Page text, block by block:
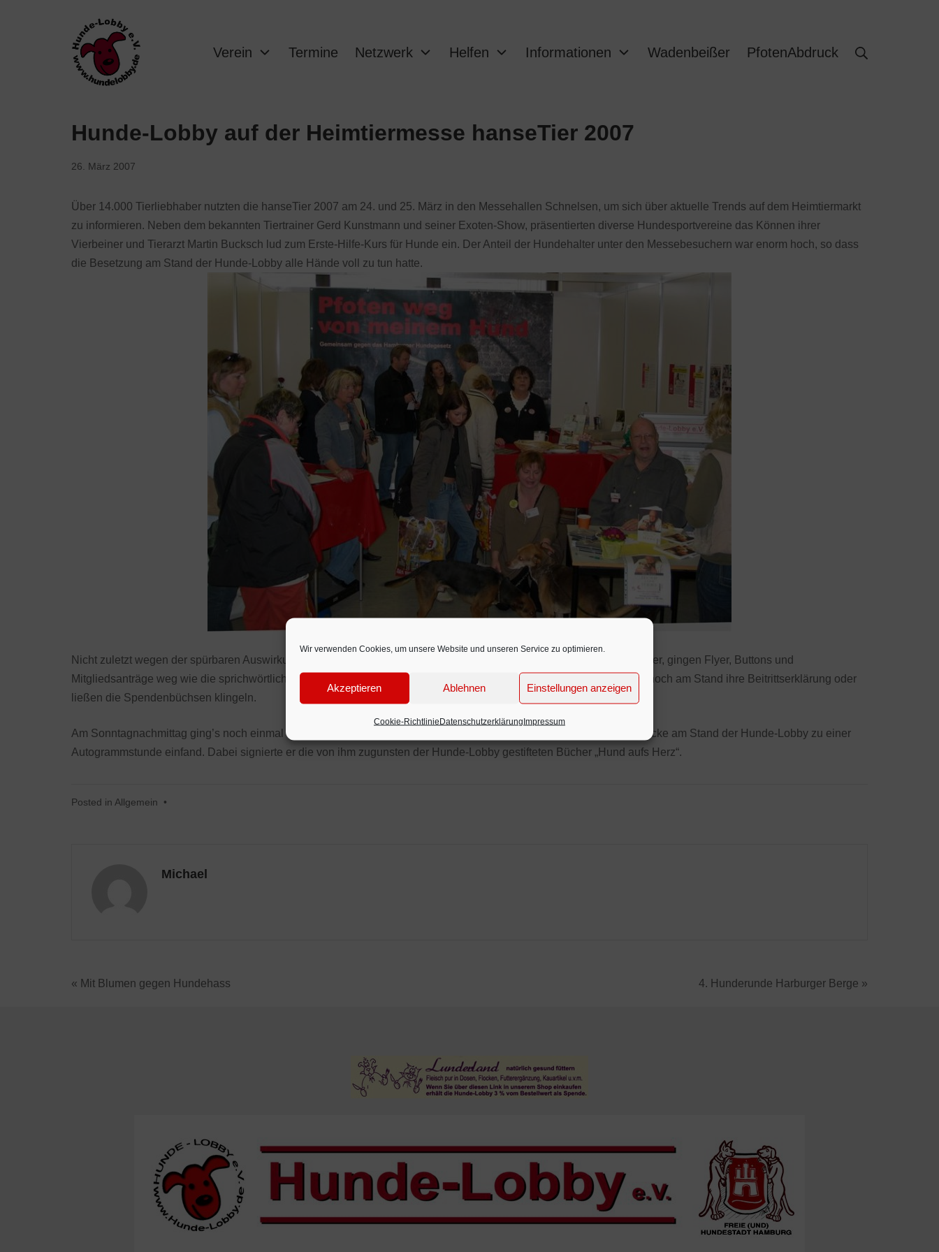
Wir verwenden Cookies, um unsere Website und unseren Service zu optimieren.
Akzeptieren Ablehnen Einstellungen anzeigen
Cookie-RichtlinieDatenschutzerklärungImpressum
Verein Termine Netzwerk Helfen Informationen Wadenbeißer PfotenAbdruck
Hunde-Lobby auf der Heimtiermesse hanseTier 2007
26. März 2007
Über 14.000 Tierliebhaber nutzten die hanseTier 2007 am 24. und 25. März in den Messehallen Schnelsen, um sich über aktuelle Trends auf dem Heimtiermarkt
zu informieren. Neben dem bekannten Tiertrainer Gerd Kunstmann und seiner Exoten-Show, präsentierten diverse Hundesportvereine das Können ihrer
Vierbeiner und Tierarzt Martin Bucksch lud zum Erste-Hilfe-Kurs für Hunde ein. Der Anteil der Hundehalter unter den Messebesuchern war enorm hoch, so dass
die Besetzung am Stand der Hunde-Lobby alle Hände voll zu tun hatte.
Nicht zuletzt wegen der spürbaren Auswirkungen des neuen Hundegesetzes auf entspannte Freizeit mit dem Vierbeiner, gingen Flyer, Buttons und
Mitgliedsanträge weg wie die sprichwörtlichen warmen Semmeln und etliche entnervte Hundehalter unterzeichneten noch am Stand ihre Beitrittserklärung oder
ließen die Spendenbüchsen klingeln.
Am Sonntagnachmittag ging’s noch einmal hoch her, als sich der bekannte Schauspieler und Hundeexperte Gert Haucke am Stand der Hunde-Lobby zu einer
Autogrammstunde einfand. Dabei signierte er die von ihm zugunsten der Hunde-Lobby gestifteten Bücher „Hund aufs Herz“.
Posted in Allgemein •
Michael
4. Hunderunde Harburger Berge »
« Mit Blumen gegen Hundehass